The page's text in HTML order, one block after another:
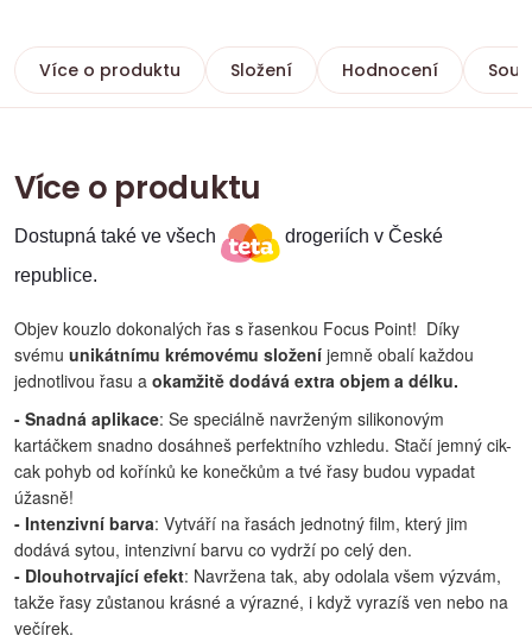
Více o produktu Složení Hodnocení
Více o produktu
Dostupná také ve všech
drogeriích v České
republice.
Objev kouzlo dokonalých řas s řasenkou Focus Point! Díky
svému unikátnímu krémovému složení jemně obalí každou
jednotlivou řasu a okamžitě dodává extra objem a délku.
- Snadná aplikace: Se speciálně navrženým silikonovým
kartáčkem snadno dosáhneš perfektního vzhledu. Stačí jemný cik-
cak pohyb od kořínků ke konečkům a tvé řasy budou vypadat
úžasně!
- Intenzivní barva: Vytváří na řasách jednotný film, který jim
dodává sytou, intenzivní barvu co vydrží po celý den.
- Dlouhotrvající efekt: Navržena tak, aby odolala všem výzvám,
takže řasy zůstanou krásné a výrazné, i když vyrazíš ven nebo na
večírek.